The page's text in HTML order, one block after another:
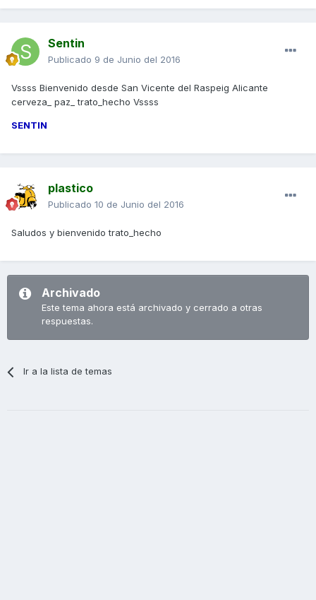
Sentin
Publicado 9 de Junio del 2016
Vssss Bienvenido desde San Vicente del Raspeig Alicante
cerveza_ paz_ trato_hecho Vssss
SENTIN
plastico
Publicado 10 de Junio del 2016
Saludos y bienvenido trato_hecho
Archivado
Este tema ahora está archivado y cerrado a otras
respuestas.
Ir a la lista de temas